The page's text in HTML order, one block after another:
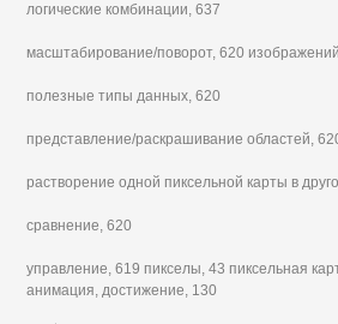
логические комбинации, 637
масштабирование/поворот, 620
полезные типы данных, 620
представление/раскрашивание областей,
растворение одной пиксельной карты в
сравнение, 620
управление, 619 пикселы, 43 пиксельная
анимация, достижение, 130